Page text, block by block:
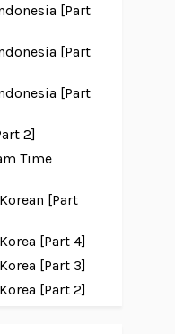
[Part
[Part
[Part
2]
Time
[Part
[Part 4]
[Part 3]
[Part 2]